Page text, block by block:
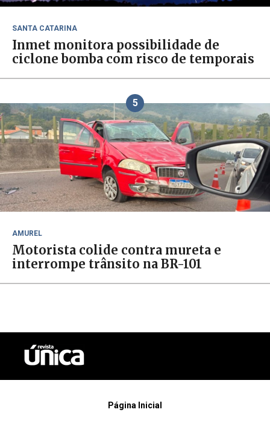
SANTA CATARINA
Inmet monitora possibilidade de
ciclone bomba com risco de temporais
5
AMUREL
Motorista colide contra mureta e
interrompe trânsito na BR-101
Página Inicial